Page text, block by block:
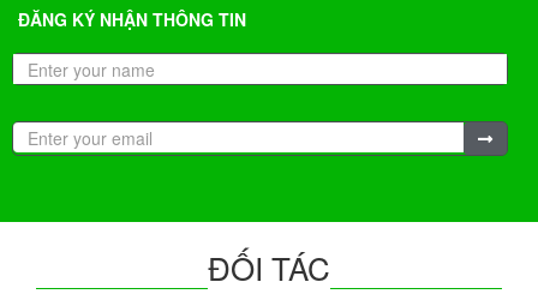
ĐĂNG KÝ NHẬN THÔNG TIN
ĐỐI TÁC